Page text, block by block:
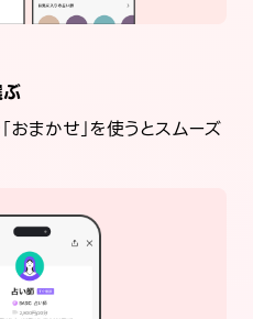
おまかせ」を使うとスムーズ